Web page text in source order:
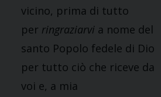
vicino, prima di tutto
per ringraziarvi a nome del
santo Popolo fedele di Dio
per tutto ciò che riceve da
voi e, a mia